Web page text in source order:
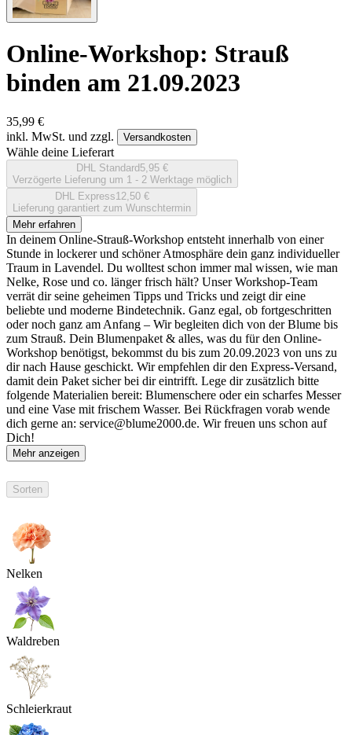
Online-Workshop: Strauß
binden am 21.09.2023
35,99 €
inkl. MwSt. und zzgl.
Versandkosten
Wähle deine Lieferart
DHL Standard5,95 €
Verzögerte Lieferung um 1 - 2 Werktage möglich
DHL Express12,50 €
Lieferung garantiert zum Wunschtermin
Mehr erfahren
In deinem Online-Strauß-Workshop entsteht innerhalb von einer
Stunde in lockerer und schöner Atmosphäre dein ganz individueller
Traum in Lavendel. Du wolltest schon immer mal wissen, wie man
Nelke, Rose und co. länger frisch hält? Unser Workshop-Team
verrät dir seine geheimen Tipps und Tricks und zeigt dir eine
beliebte und moderne Bindetechnik. Ganz egal, ob fortgeschritten
oder noch ganz am Anfang – Wir begleiten dich von der Blume bis
zum Strauß. Dein Blumenpaket & alles, was du für den Online-
Workshop benötigst, bekommst du bis zum 20.09.2023 von uns zu
dir nach Hause geschickt. Wir empfehlen dir den Express-Versand,
damit dein Paket sicher bei dir eintrifft. Lege dir zusätzlich bitte
folgende Materialien bereit: Blumenschere oder ein scharfes Messer
und eine Vase mit frischem Wasser. Bei Rückfragen vorab wende
dich gerne an: service@blume2000.de. Wir freuen uns schon auf
Dich!
Mehr anzeigen
Sorten
Nelken
Waldreben
Schleierkraut